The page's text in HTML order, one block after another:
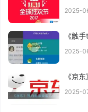
2025-
《触
2025-
《京
2025-